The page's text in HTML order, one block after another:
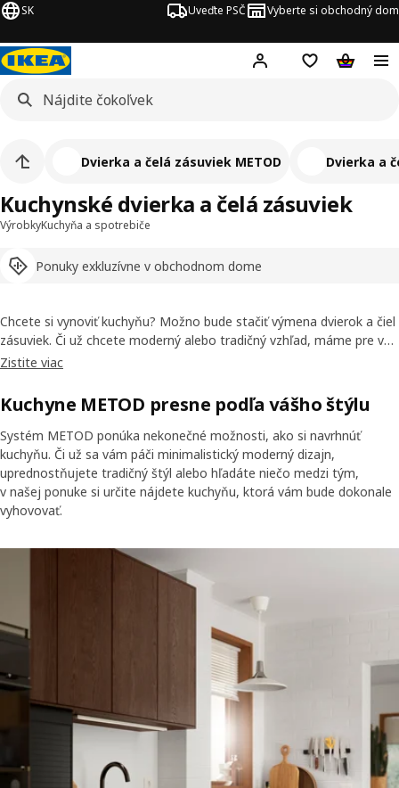
SK Uveďte PSČ Vyberte si obchodný dom
Hej! Prihlásenie
NákupnýNákupný
VýrobkyKuchyňa a spotrebiče
Ponuky exkluzívne v obchodnom dome
Kuchynské dvierka a čelá zásuviek
Dvierka a čelá zásuviek METOD Dvierka a
Chcete si vynoviť kuchyňu? Možno bude stačiť výmena dvierok a čiel
zásuviek. Či už chcete moderný alebo tradičný vzhľad, máme pre vás
široký výber kvalitných kuchynských dvierok, z ktorých si môžete
len doplniť úchytkami a je to.
Zistite viac
Kuchyne METOD presne podľa vášho štýlu
Systém METOD ponúka nekonečné možnosti, ako si navrhnúť
kuchyňu. Či už sa vám páči minimalistický moderný dizajn,
uprednostňujete tradičný štýl alebo hľadáte niečo medzi tým,
v našej ponuke si určite nájdete kuchyňu, ktorá vám bude dokonale
vyhovovať.